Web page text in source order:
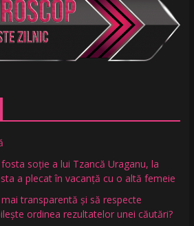
soție a lui Tzancă Uraganu, la
a plecat în vacanță cu o altă femeie
transparentă și să respecte
ordinea rezultatelor unei căutări?